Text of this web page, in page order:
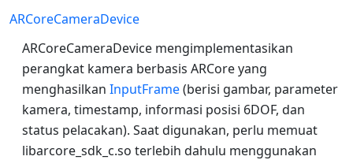
ARCoreCameraDevice
ARCoreCameraDevice mengimplementasikan
perangkat kamera berbasis ARCore yang
menghasilkan InputFrame(berisi gambar, parameter
kamera, timestamp, informasi posisi 6DOF, dan
status pelacakan). Saat digunakan, perlu memuat
libarcore_sdk_c.so terlebih dahulu menggunakan